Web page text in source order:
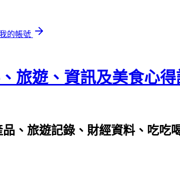
的帳號
旅遊、資訊及美食心
、旅遊記錄、財經資料、吃吃